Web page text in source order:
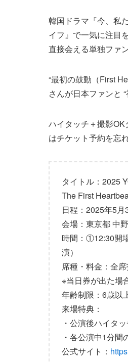
韓国ドラマ『今、私
イフ』で一気に注目
直接会える単独ファ
“最初の鼓動（First
さんが日本ファンと
ハイタッチ＋撮影
はチケット予約を忘れ
タイトル：2025
The First
日程：2025年5月
会場：東京都 中
時間：①12:30開
演）
席種・料金：全席
※当日券が出た場
年齢制限：6歳以
来場特典：
・公演後ハイタ
・各公演中1分間
公式サイト：